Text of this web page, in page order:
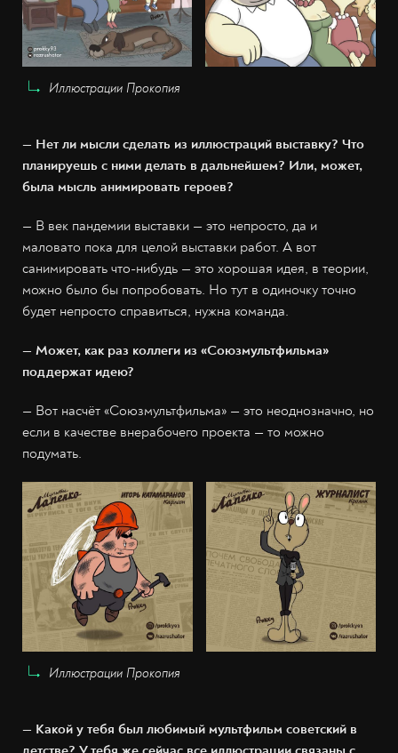
Иллюстрации Прокопия
— Нет ли мысли сделать из иллюстраций выставку? Что
планируешь с ними делать в дальнейшем? Или, может,
была мысль анимировать героев?
— В век пандемии выставки — это непросто, да и
маловато пока для целой выставки работ. А вот
санимировать что-нибудь — это хорошая идея, в теории,
можно было бы попробовать. Но тут в одиночку точно
будет непросто справиться, нужна команда.
— Может, как раз коллеги из «Союзмультфильма»
поддержат идею?
— Вот насчёт «Союзмультфильма» — это неоднозначно, но
если в качестве внерабочего проекта — то можно
подумать.
Иллюстрации Прокопия
— Какой у тебя был любимый мультфильм советский в